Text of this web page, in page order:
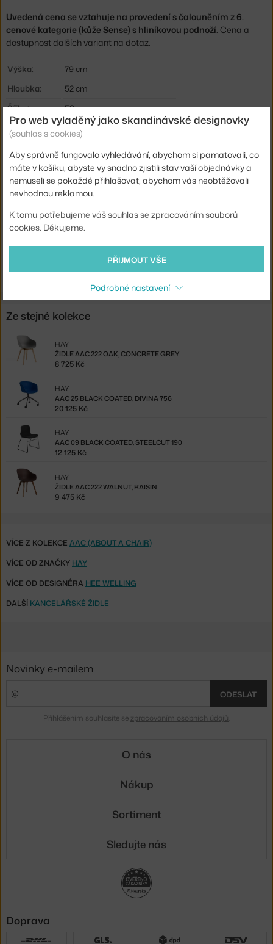
Uvedená cena se vztahuje na provedení s čalouněním z 6.
cenové kategorie (kůže Sense) s hliníkovou podnoží. Cena a
dostupnost dalších variant na dotaz.
Výška:
79 cm
Hloubka:
52 cm
Šířka:
59 cm
Područky:
s područkami
Materiál:
hliník, textil
Sedák:
čalouněný
Kód produktu HAY-AA201-A001-AA36-02AS
Ste zo Slovenska? Prejdite naAAC 21 aluminium, Sense Cognac
Ze stejné kolekce
ŽIDLE AAC 222 OAK, CONCRETE GREY
HAY
8 725 Kč
AAC 25 BLACK COATED, DIVINA 756
HAY
20 125 Kč
AAC 09 BLACK COATED, STEELCUT 190
HAY
12 125 Kč
ŽIDLE AAC 222 WALNUT, RAISIN
HAY
9 475 Kč
VÍCE Z KOLEKCE AAC (ABOUT A CHAIR)
VÍCE OD ZNAČKY HAY
VÍCE OD DESIGNÉRA HEE WELLING
DALŠÍ KANCELÁŘSKÉ ŽIDLE
Pro web vyladěný jako skandinávské designovky
(souhlas s cookies)
Aby správně fungovalo vyhledávání, abychom si pamatovali, co
máte v košíku, abyste vy snadno zjistili stav vaší objednávky a
nemuseli se pokaždé přihlašovat, abychom vás neobtěžovali
nevhodnou reklamou.
K tomu potřebujeme váš souhlas se zpracováním souborů
cookies. Děkujeme.
PŘIJMOUT VŠE
Podrobné nastavení
Novinky e-mailem
ODESLAT
Přihlášením souhlasíte se zpracováním osobních údajů
O nás
Nákup
Sortiment
Sledujte nás
Doprava